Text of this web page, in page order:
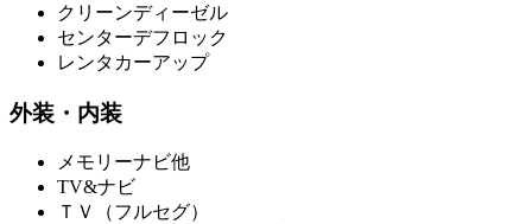
クリーンディーゼル
センターデフロック
レンタカーアップ
外装・内装
メモリーナビ他
TV&ナビ
ＴＶ（フルセグ）